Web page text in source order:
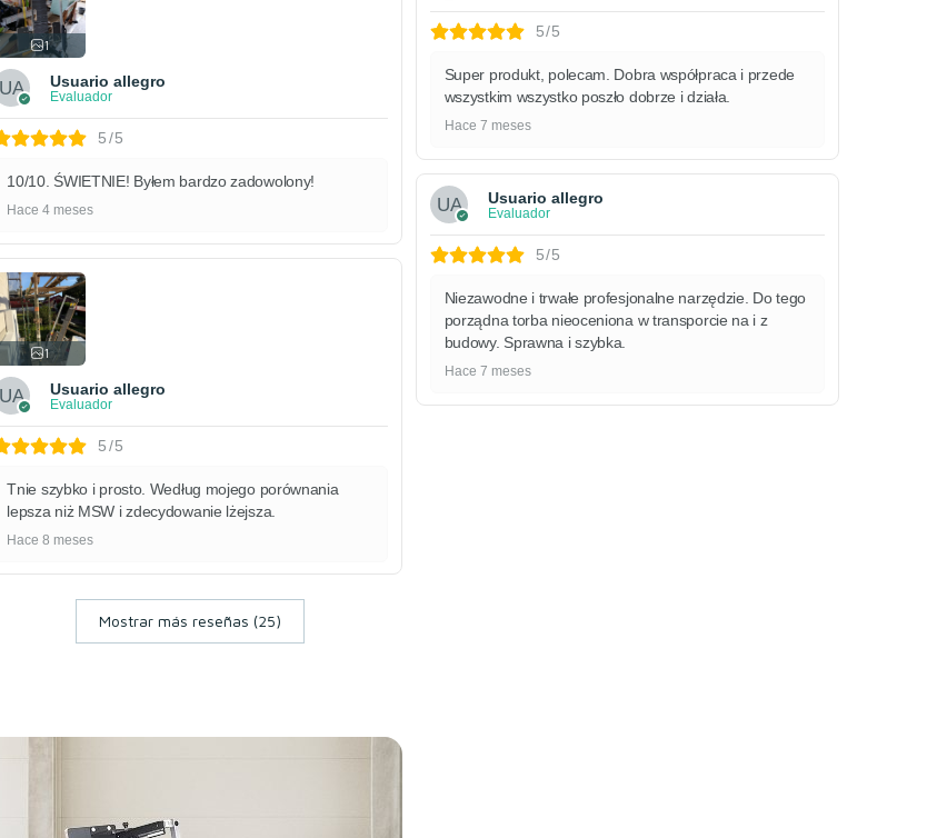
1
Usuario allegro
Evaluador
5/5
10/10. ŚWIETNIE! Byłem bardzo zadowolony!
Hace 4 meses
1
Usuario allegro
Evaluador
5/5
Tnie szybko i prosto. Według mojego porównania
lepsza niż MSW i zdecydowanie lżejsza.
Hace 8 meses
5/5
Super produkt, polecam. Dobra współpraca i przede
wszystkim wszystko poszło dobrze i działa.
Hace 7 meses
Usuario allegro
Evaluador
5/5
Niezawodne i trwałe profesjonalne narzędzie. Do tego
porządna torba nieoceniona w transporcie na i z
budowy. Sprawna i szybka.
Hace 7 meses
Mostrar más reseñas (25)